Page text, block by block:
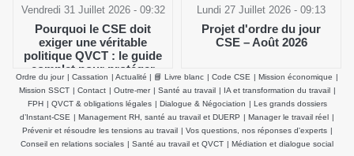
Vendredi 31 Juillet 2026 - 09:32
Pourquoi le CSE doit
exiger une véritable
politique QVCT : le guide
complet pour protéger
durablement la santé
physique et mentale des
salariés
Lundi 27 Juillet 2026 - 09:13
Projet d'ordre du jour
CSE – Août 2026
Ordre du jour | Cassation | Actualité | 📘 Livre blanc | Code CSE | Mission économique |
Mission SSCT | Contact | Outre-mer | Santé au travail | IA et transformation du travail |
FPH | QVCT & obligations légales | Dialogue & Négociation | Les grands dossiers
d’Instant-CSE | Management RH, santé au travail et DUERP | Manager le travail réel |
Prévenir et résoudre les tensions au travail | Vos questions, nos réponses d'experts |
Conseil en relations sociales | Santé au travail et QVCT | Médiation et dialogue social